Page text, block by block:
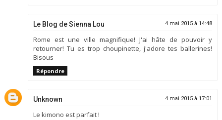
Le Blog de Sienna Lou 4 mai 2015 à 14:48
Rome est une ville magnifique! J'ai hâte de pouvoir y
retourner! Tu es trop choupinette, j'adore tes ballerines!
Bisous
Répondre
Unknown 4 mai 2015 à 17:01
Le kimono est parfait !